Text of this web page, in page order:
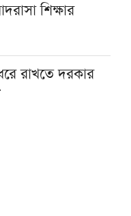
শিক্ষার
রাখতে দরকার